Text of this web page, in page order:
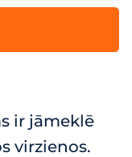
ir jāmeklē
virzienos.